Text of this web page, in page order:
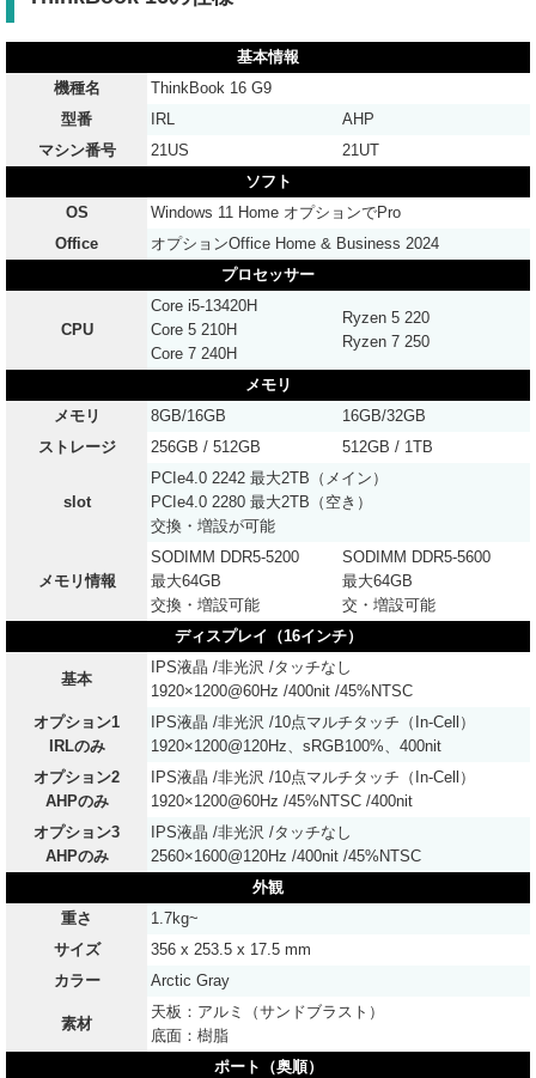
基本情報
機種名
ThinkBook 16 G9
型番
IRL
AHP
マシン番号
21US
21UT
ソフト
OS
Windows 11 Home オプションでPro
Office
オプションOffice Home & Business 2024
プロセッサー
CPU
Core i5-13420H
Core 5 210H
Core 7 240H
Ryzen 5 220
Ryzen 7 250
メモリ
メモリ
8GB/16GB
16GB/32GB
ストレージ
256GB / 512GB 512GB / 1TB
slot
PCIe4.0 2242 最大2TB（メイン）
PCIe4.0 2280 最大2TB（空き）
交換・増設が可能
メモリ情報
SODIMM DDR5-5200
最大64GB
交換・増設可能
SODIMM DDR5-5600
最大64GB
交・増設可能
ディスプレイ（16インチ）
基本
IPS液晶 /非光沢 /タッチなし
1920×1200@60Hz /400nit /45%NTSC
オプション1
IRLのみ
IPS液晶 /非光沢 /10点マルチタッチ（In-Cell）
1920×1200@120Hz、sRGB100%、400nit
オプション2
AHPのみ
IPS液晶 /非光沢 /10点マルチタッチ（In-Cell）
1920×1200@60Hz /45%NTSC /400nit
オプション3
AHPのみ
IPS液晶 /非光沢 /タッチなし
2560×1600@120Hz /400nit /45%NTSC
外観
重さ
1.7kg~
サイズ
356 x 253.5 x 17.5 mm
カラー
Arctic Gray
素材
天板：アルミ（サンドブラスト）
底面：樹脂
ポート（奥順）